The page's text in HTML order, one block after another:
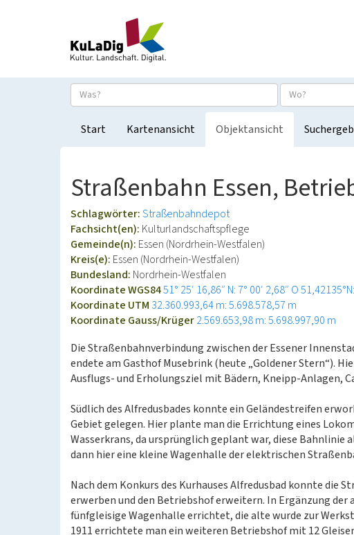
Start Kartenansicht Objektansicht
Straßenbahn Essen,
Schlagwörter:Straßenbahndepot
Fachsicht(en): Kulturlandschaftspflege
Gemeinde(n): Essen (Nordrhein-Westfalen)
Kreis(e): Essen (Nordrhein-Westfalen)
Bundesland: Nordrhein-Westfalen
Koordinate WGS8451° 25′ 16,86″ N: 7° 00′ 2,68″ O
Koordinate UTM 32.360.993,64 m: 5.698.578,57 m
Koordinate Gauss/Krüger2.569.653,98 m: 5.698.997,90 m
Die Straßenbahnverbindung zwischen der Essener
endete am Gasthof Musebrink (heute „Goldener Stern“).
Ausflugs- und Erholungsziel mit Bädern, Kneipp-Anlagen,
Südlich des Alfredusbades konnte ein Geländestreifen
Gebiet gelegen. Hier plante man die Errichtung eines
Wasserkrans, da ursprünglich geplant war, diese Bahnlinie
dann hier eine kleine Wagenhalle der elektrischen
Nach dem Konkurs des Kurhauses Alfredusbad konnte die
erwerben und den Betriebshof erweitern. In Ergänzung
fünfgleisige Wagenhalle errichtet, die alte wurde zur
1911 errichtete man ein weiteren Betriebshof mit 12